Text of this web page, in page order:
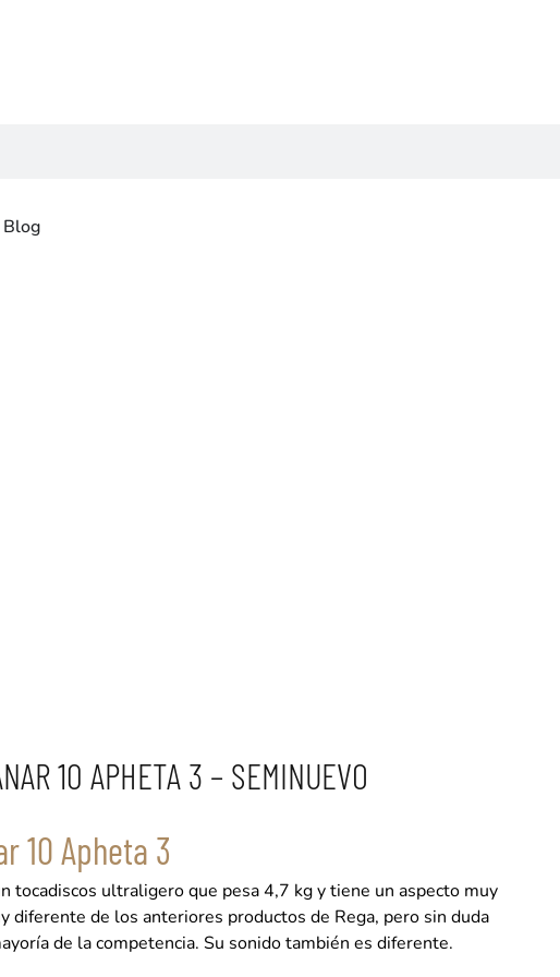
Blog
10 APHETA 3 – SEMINUEVO
10 Apheta 3
tocadiscos ultraligero que pesa 4,7 kg y tiene un aspecto muy
diferente de los anteriores productos de Rega, pero sin duda
de la competencia. Su sonido también es diferente.